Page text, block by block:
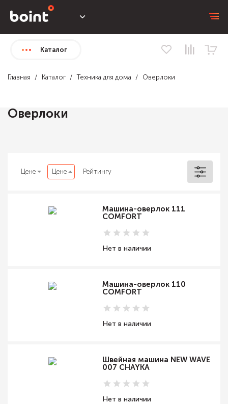
Каталог
Главная Каталог Техника для дома Оверлоки
Оверлоки
Цене Цене Рейтингу
Машина-оверлок 111
COMFORT
Нет в наличии
Машина-оверлок 110
COMFORT
Нет в наличии
Швейная машина NEW WAVE
007 CHAYKA
Нет в наличии